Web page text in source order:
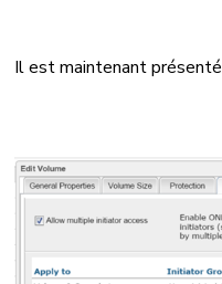
Il est maintenant présenté